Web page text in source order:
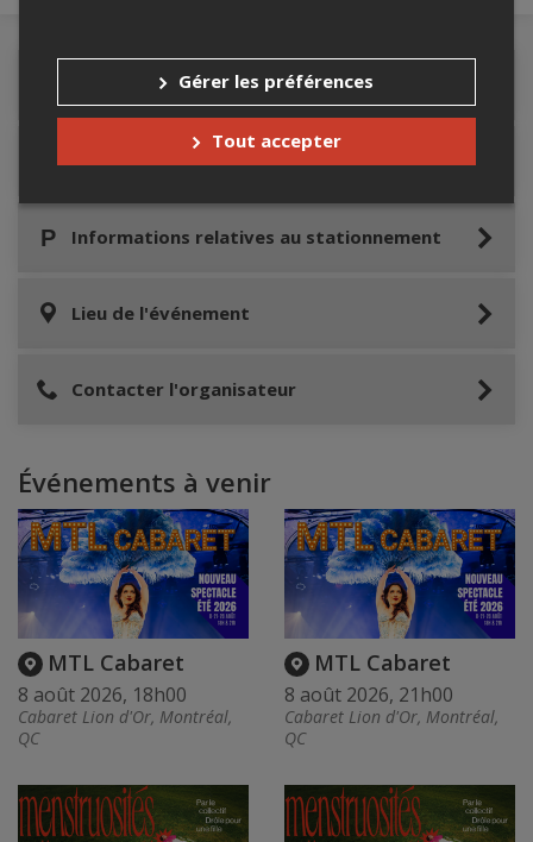
Détails de l'événement
Accès au site de l'événement
Informations relatives au stationnement
Lieu de l'événement
Contacter l'organisateur
Événements à venir
MTL Cabaret
8 août 2026, 18h00
Cabaret Lion d'Or, Montréal,
QC
MTL Cabaret
8 août 2026, 21h00
Cabaret Lion d'Or, Montréal,
QC
Gérer les préférences
Tout accepter